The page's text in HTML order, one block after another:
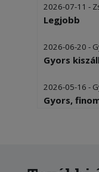
2026-07-11 -
Legjobb
2026-06-20 -
Gyors
2026-05-16 -
Gyors,